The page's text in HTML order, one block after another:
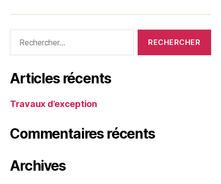
Articles récents
Travaux d’exception
Commentaires récents
Archives